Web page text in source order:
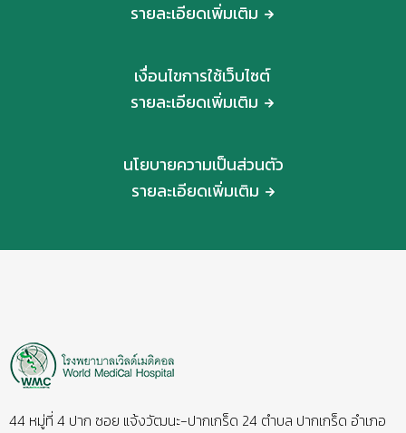
รายละเอียดเพิ่มเติม
เงื่อนไขการใช้เว็บไซต์
รายละเอียดเพิ่มเติม
นโยบายความเป็นส่วนตัว
รายละเอียดเพิ่มเติม
44 หมู่ที่ 4 ปาก ซอย แจ้งวัฒนะ-ปากเกร็ด 24 ตำบล ปากเกร็ด อำเภอ